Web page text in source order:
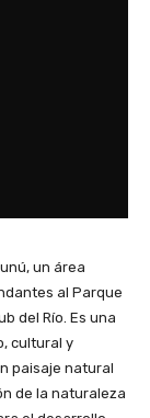
un área
al Parque
del Río. Es una
cultural y
paisaje natural
de la naturaleza